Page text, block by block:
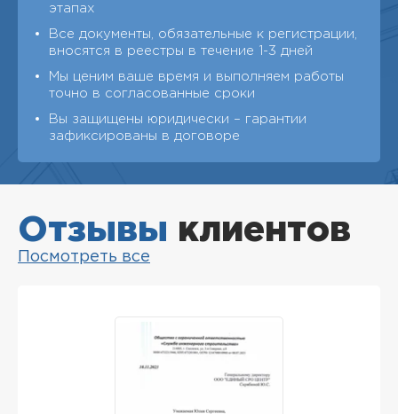
этапах
Все документы, обязательные к регистрации,
вносятся в реестры в течение 1-3 дней
Мы ценим ваше время и выполняем работы
точно в согласованные сроки
Вы защищены юридически – гарантии
зафиксированы в договоре
Отзывы клиентов
Посмотреть все